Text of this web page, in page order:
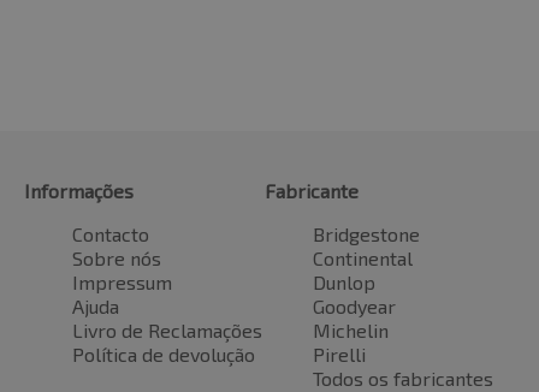
Informações
Contacto
Sobre nós
Impressum
Ajuda
Livro de Reclamações
Política de devolução
Fabricante
Bridgestone
Continental
Dunlop
Goodyear
Michelin
Pirelli
Todos os fabricantes